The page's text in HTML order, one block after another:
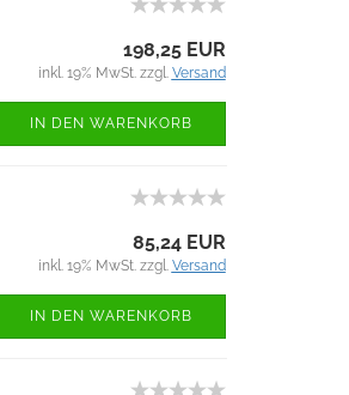
198,25 EUR
inkl. 19% MwSt. zzgl. Versand
IN DEN WARENKORB
85,24 EUR
inkl. 19% MwSt. zzgl. Versand
IN DEN WARENKORB